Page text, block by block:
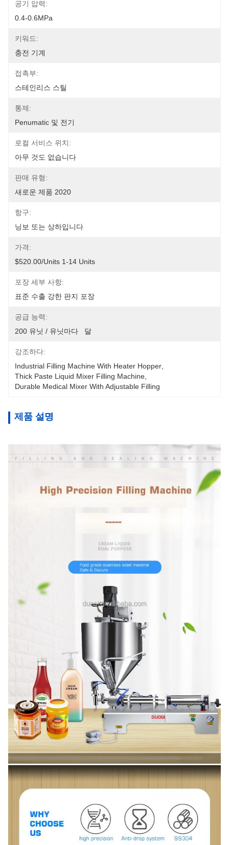
공기 압력:
0.4-0.6MPa
키워드:
충전 기계
접촉부:
스테인리스 스틸
통제:
Penumatic 및 전기
로컬 서비스 위치:
아무 것도 없습니다
판매 유형:
새로운 제품 2020
항구:
닝보 또는 상하입니다
가격:
$520.00/units 1-14 Units
포장 세부 사항:
표준 수출 강한 판지 포장
공급 능력:
200 유닛 / 유닛마다   달
강조하다:
Industrial Filling Machine With Heater Hopper
Thick Paste Liquid Mixer Filling Machine
Durable Medical Mixer With Adjustable Filling
제품 설명